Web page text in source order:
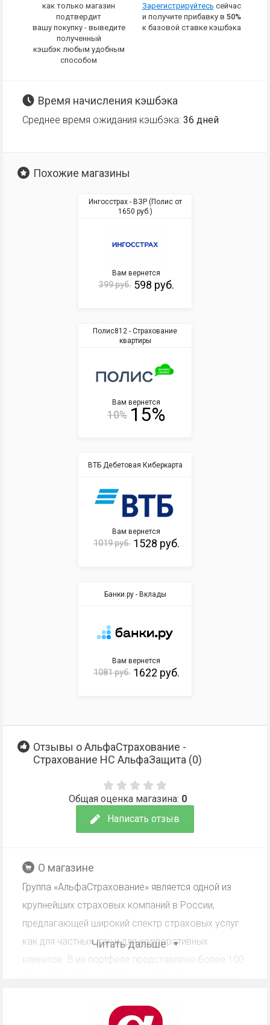
как только магазин
подтвердит
вашу покупку - выведите
полученный
кэшбэк любым удобным
способом
Зарегистрируйтесь сейчас
и получите прибавку в 50%
к базовой ставке кэшбэка
Время начисления кэшбэка
Среднее время ожидания кэшбэка: 36 дней
Похожие магазины
Ингосстрах - ВЗР (Полис от
1650 руб.)
Вам вернется
399 руб. 598 руб.
Полис812 - Страхование
квартиры
Вам вернется
10% 15%
ВТБ Дебетовая Киберкарта
Вам вернется
1019 руб. 1528 руб.
Банки.ру - Вклады
Вам вернется
1081 руб. 1622 руб.
Отзывы о АльфаСтрахование -
Страхование НС АльфаЗащита (0)
Написать отзыв
Общая оценка магазина: 0
О магазине
Группа «АльфаСтрахование» является одной из
крупнейших страховых компаний в России,
предлагающей широкий спектр страховых услуг
как для частных, так и для корпоративных
клиентов. В их портфеле представлено более 100
Читать дальше